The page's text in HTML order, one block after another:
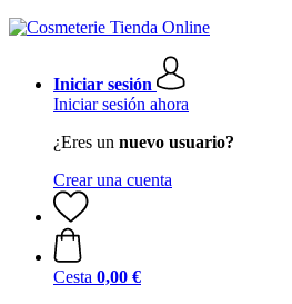
Iniciar sesión
Iniciar sesión ahora
¿Eres un nuevo usuario?
Crear una cuenta
Cesta 0,00 €